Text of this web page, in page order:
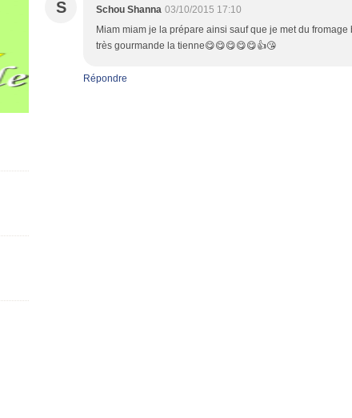
S Schou Shanna 03/10/2015 17:10
Miam miam je la prépare ainsi sauf que je met du
très gourmande la tienne😋😋😋😋😋👍😘
Répondre